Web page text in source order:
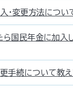
・変更方法につい
国民年金に加入
手続について教え